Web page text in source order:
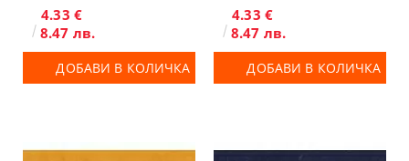
4.33 €
8.47 лв.
ДОБАВИ В КОЛИЧКА
4.33 €
8.47 лв.
ДОБАВИ В КОЛИЧКА